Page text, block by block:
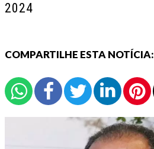
2024
COMPARTILHE ESTA NOTÍCIA: